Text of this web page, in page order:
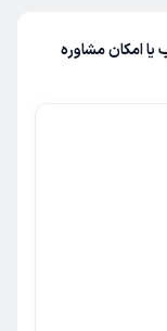
امکان مشاوره